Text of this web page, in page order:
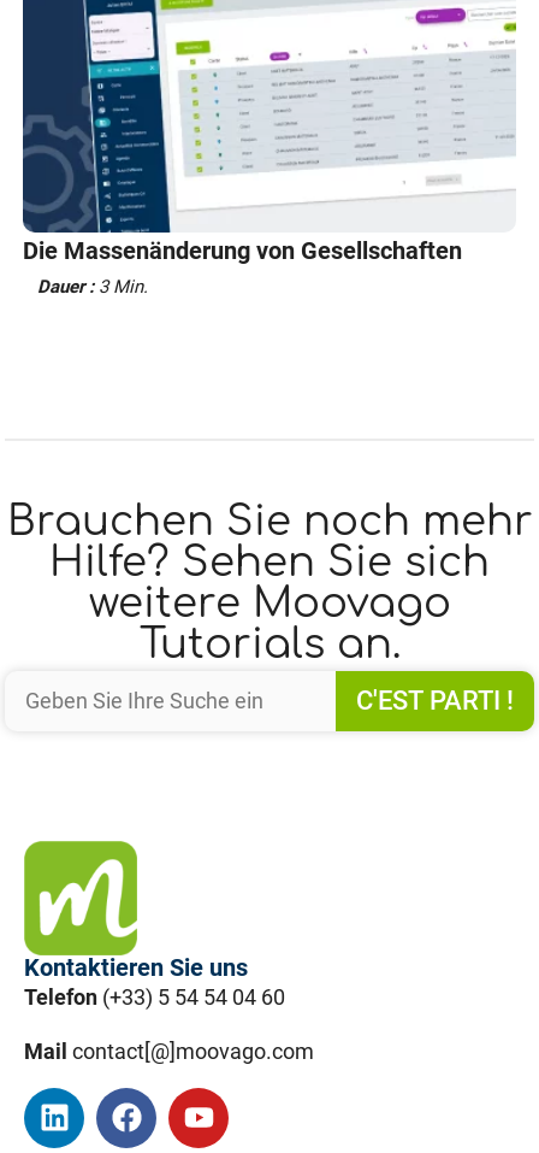
Die Massenänderung von Gesellschaften
Dauer : 3 Min.
Brauchen Sie noch mehr
Hilfe? Sehen Sie sich
weitere Moovago
Tutorials an.
C'EST PARTI !
Kontaktieren Sie uns
Telefon (+33) 5 54 54 04 60
Mail contact[@]moovago.com